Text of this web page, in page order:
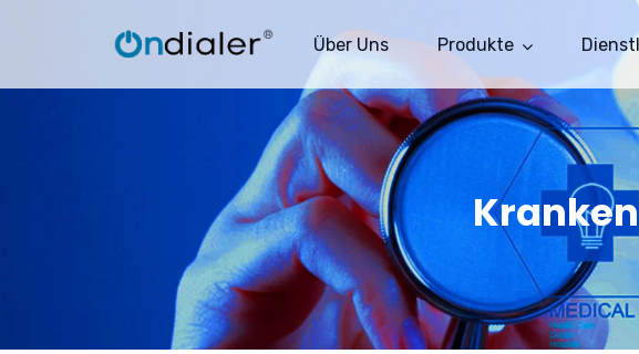
Über Uns Produkte